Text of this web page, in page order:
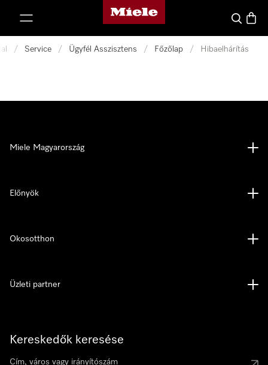
Miele honlapja
Kereses
/ Service / Ügyfél Asszisztens / Főzőlap / Hibaelhárítás
Kereskedők keresése
Miele Magyarország
Előnyök
Okosotthon
Üzleti partner